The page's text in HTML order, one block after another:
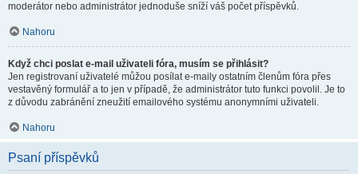
moderátor nebo administrátor jednoduše sníží váš počet příspěvků.
Nahoru
Když chci poslat e-mail uživateli fóra, musím se přihlásit?
Jen registrovaní uživatelé můžou posílat e-maily ostatním členům fóra přes
vestavěný formulář a to jen v případě, že administrátor tuto funkci povolil. Je to
z důvodu zabránění zneužití emailového systému anonymními uživateli.
Nahoru
Psaní příspěvků